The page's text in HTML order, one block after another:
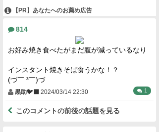
【PR】あなたへのお薦め広告
814
お好み焼き食べたがまだ腹が減っているなり
インスタント焼きそば食うかな！？
(⁠づ⁠￣⁠ ⁠³⁠￣⁠)⁠づ
黒助🐦‍⬛ 2024/03/14 22:30 1
このコメントの前後の話題を見る